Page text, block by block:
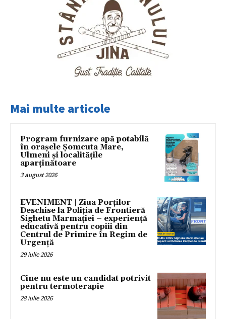
Mai multe articole
Program furnizare apă potabilă
în orașele Șomcuta Mare,
Ulmeni și localitățile
aparținătoare
3 august 2026
EVENIMENT | Ziua Porților
Deschise la Poliția de Frontieră
Sighetu Marmației – experiență
educativă pentru copiii din
Centrul de Primire în Regim de
Urgență
29 iulie 2026
Cine nu este un candidat potrivit
pentru termoterapie
28 iulie 2026